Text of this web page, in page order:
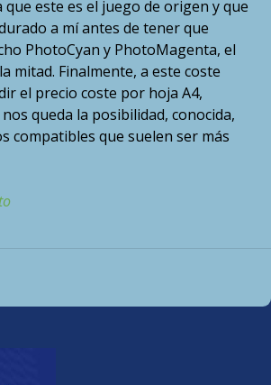
que este es el juego de origen y que
a mí antes de tener que
PhotoCyan y PhotoMagenta, el
mitad. Finalmente, a este coste
el precio coste por hoja A4,
queda la posibilidad, conocida,
compatibles que suelen ser más